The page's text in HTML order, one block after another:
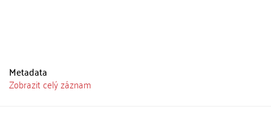
Metadata
Zobrazit celý záznam